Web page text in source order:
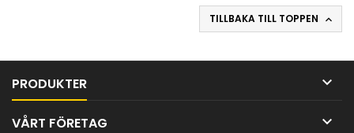
TILLBAKA TILL TOPPEN 
PRODUKTER 
VÅRT FÖRETAG 